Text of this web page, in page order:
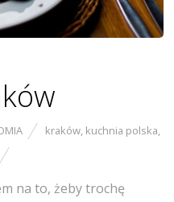
kraków, kuchnia polska,
na to, żeby trochę